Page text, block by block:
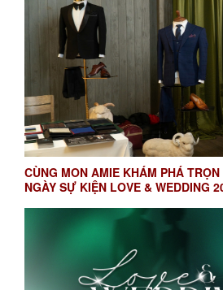
CÙNG MON AMIE KHÁM PHÁ
NGÀY SỰ KIỆN LOVE & WEDDING